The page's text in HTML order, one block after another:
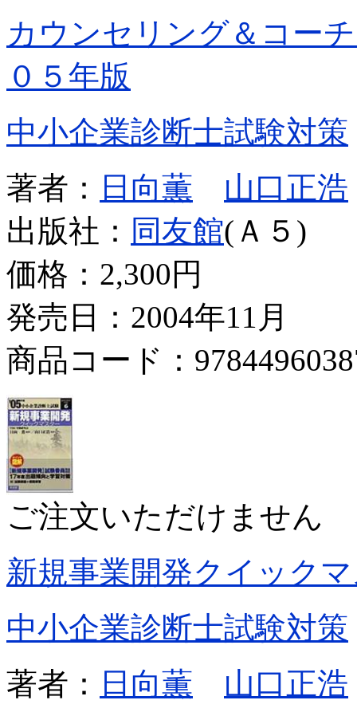
カウンセリング＆コー
０５年版
中小企業診断士試験対策
著者：
日向薫
山口正浩
出版社： 同友館(Ａ５)
価格： 2,300円
発売日：2004年11月
商品コード：
ご注文いただけません
新規事業開発クイック
中小企業診断士試験対策
著者：
日向薫
山口正浩